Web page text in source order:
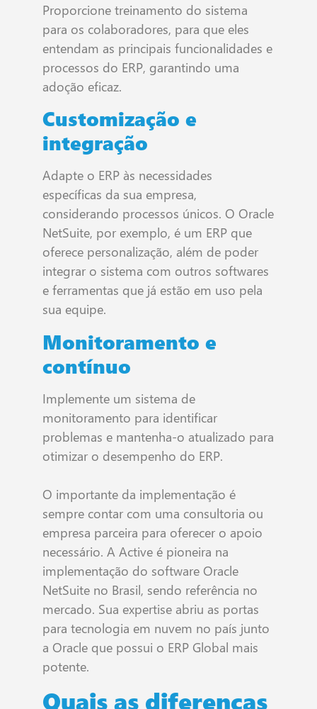
Proporcione treinamento do sistema
para os colaboradores, para que eles
entendam as principais funcionalidades e
processos do ERP, garantindo uma
adoção eficaz.
Customização e
integração
Adapte o ERP às necessidades
específicas da sua empresa,
considerando processos únicos. O Oracle
NetSuite, por exemplo, é um ERP que
oferece personalização, além de poder
integrar o sistema com outros softwares
e ferramentas que já estão em uso pela
sua equipe.
Monitoramento e
contínuo
Implemente um sistema de
monitoramento para identificar
problemas e mantenha-o atualizado para
otimizar o desempenho do ERP.
O importante da implementação é
sempre contar com uma consultoria ou
empresa parceira para oferecer o apoio
necessário. A Active é pioneira na
implementação do software Oracle
NetSuite no Brasil, sendo referência no
mercado. Sua expertise abriu as portas
para tecnologia em nuvem no país junto
a Oracle que possui o ERP Global mais
potente.
Quais as diferenças